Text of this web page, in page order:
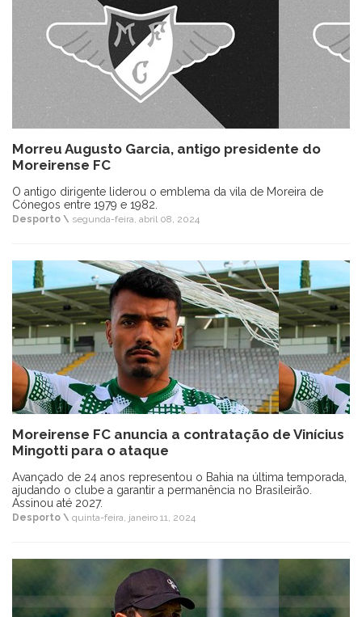
Morreu Augusto Garcia, antigo presidente do
Moreirense FC
O antigo dirigente liderou o emblema da vila de Moreira de
Cónegos entre 1979 e 1982.
Desporto \ segunda-feira, abril 08, 2024
Moreirense FC anuncia a contratação de Vinícius
Mingotti para o ataque
Avançado de 24 anos representou o Bahia na última temporada,
ajudando o clube a garantir a permanência no Brasileirão.
Assinou até 2027.
Desporto \ quinta-feira, janeiro 11, 2024